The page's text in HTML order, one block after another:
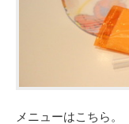
メニューはこちら。